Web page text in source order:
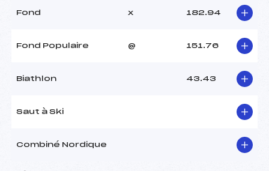
Fond x 182.94
Fond Populaire @ 151.76
Biathlon 43.43
Saut à Ski
Combiné Nordique